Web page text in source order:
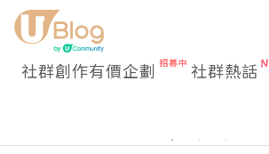
社群創作有價企劃 社群熱話